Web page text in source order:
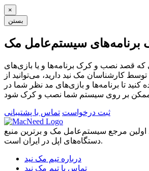
×
بستن
سیستم‌عامل مک
قصد نصب و کرک برنامه‌ها و یا بازی‌های
کارشناسان مک نید دارید، می‌توانید از
کنید تا برنامه‌ها و بازی‌های مد نظر شما در
ثبت درخواست تماس با پشتیبانی
مرجع سیستم‌عامل مک و برترین منبع
دستگاه‌های اپل در ایران است.
درباره تیم مک نید
تماس با تیم مک نید